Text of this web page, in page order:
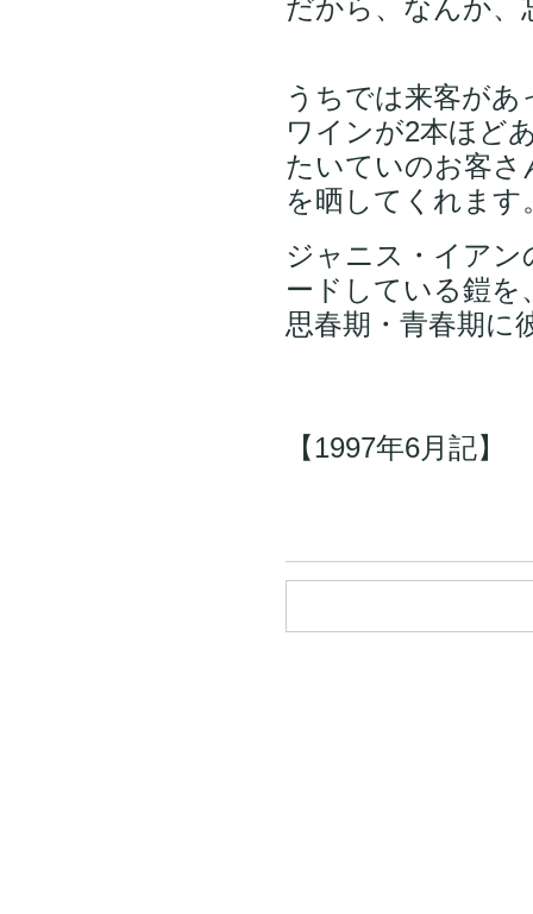
だから、なんか
うちでは来客が
ワインが2本ほど
たいていのお客さ
を晒してくれま
ジャニス・イア
ードしている鎧
思春期・青春期に
【1997年6月記】